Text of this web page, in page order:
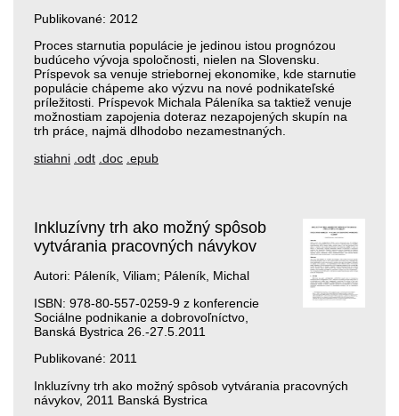
Publikované: 2012
Proces starnutia populácie je jedinou istou prognózou
budúceho vývoja spoločnosti, nielen na Slovensku.
Príspevok sa venuje striebornej ekonomike, kde starnutie
populácie chápeme ako výzvu na nové podnikateľské
príležitosti. Príspevok Michala Páleníka sa taktiež venuje
možnostiam zapojenia doteraz nezapojených skupín na
trh práce, najmä dlhodobo nezamestnaných.
stiahni .odt .doc .epub
Inkluzívny trh ako možný spôsob
vytvárania pracovných návykov
Autori: Páleník, Viliam; Páleník, Michal
ISBN: 978-80-557-0259-9 z konferencie
Sociálne podnikanie a dobrovoľníctvo,
Banská Bystrica 26.-27.5.2011
Publikované: 2011
Inkluzívny trh ako možný spôsob vytvárania pracovných
návykov, 2011 Banská Bystrica